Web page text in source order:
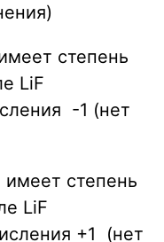
степень
LiF
-1 (нет
имеет степень
LiF
+1 (нет